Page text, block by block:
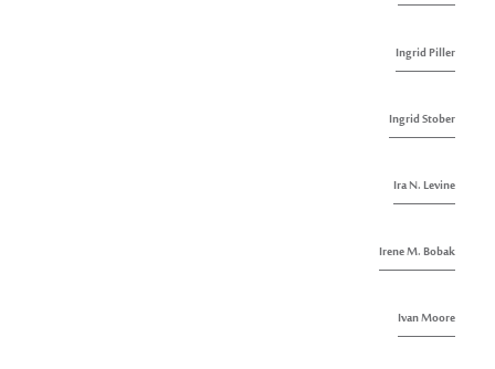
Ingrid Piller
Ingrid Stober
Ira N. Levine
Irene M. Bobak
Ivan Moore